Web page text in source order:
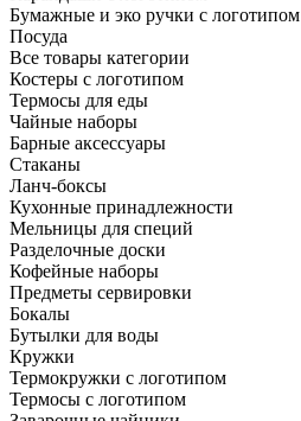
Бумажные и эко ручки с логотипом
Посуда
Все товары категории
Костеры с логотипом
Термосы для еды
Чайные наборы
Барные аксессуары
Стаканы
Ланч-боксы
Кухонные принадлежности
Мельницы для специй
Разделочные доски
Кофейные наборы
Предметы сервировки
Бокалы
Бутылки для воды
Кружки
Термокружки с логотипом
Термосы с логотипом